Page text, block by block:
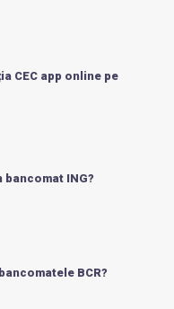
CEC app online pe
ING?
BCR?